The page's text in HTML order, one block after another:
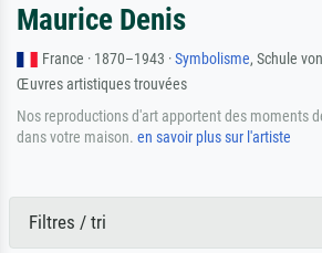
Maurice Denis
France · 1870–1943 ·Symbolisme, Schule
Œuvres artistiques trouvées
Nos reproductions d'art apportent des moments
dans votre maison. en savoir plus sur l'artiste
Filtres / tri